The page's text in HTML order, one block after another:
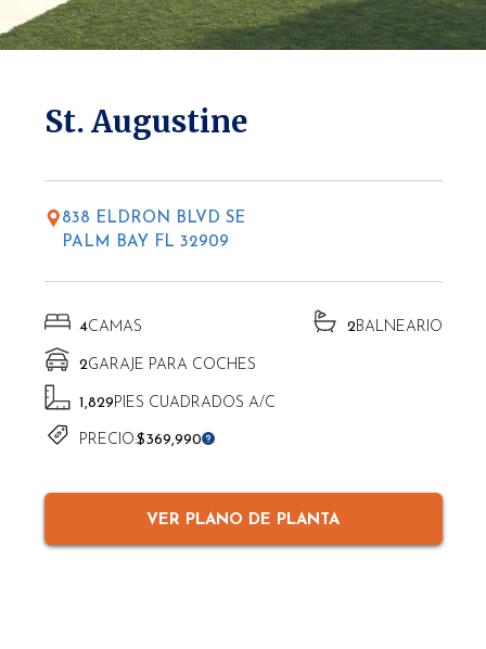
St. Augustine
838 ELDRON BLVD SE
PALM BAY FL 32909
4CAMAS 2BALNEARIO
2GARAJE PARA COCHES
1,829 PIES CUADRADOS A/C
PRECIO:$369,990
VER PLANO DE PLANTA